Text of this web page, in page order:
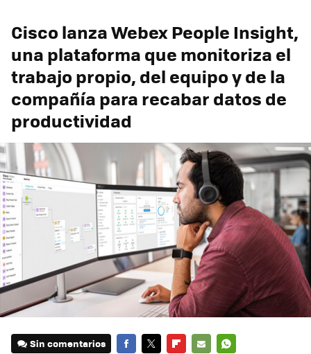
Cisco lanza Webex People Insight,
una plataforma que monitoriza el
trabajo propio, del equipo y de la
compañía para recabar datos de
productividad
Sin comentarios